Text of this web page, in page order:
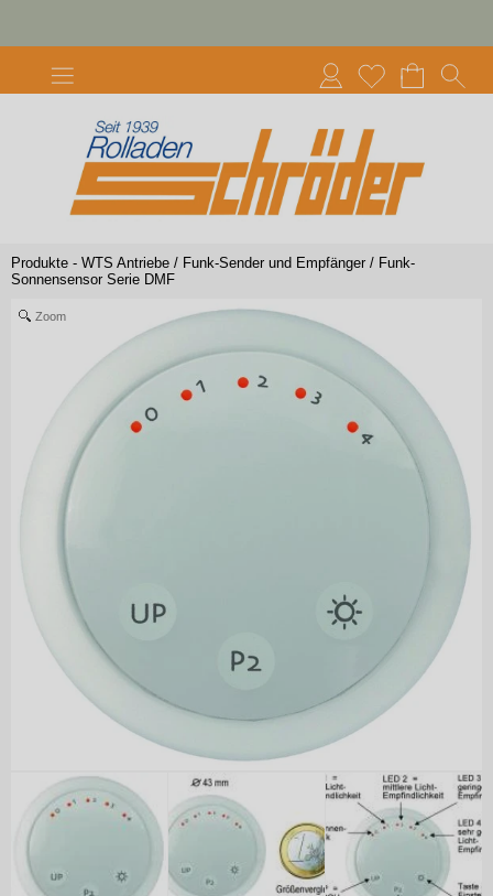
Produkte - WTS Antriebe / Funk-Sender und Empfänger / Funk-
Sonnensensor Serie DMF
Zoom